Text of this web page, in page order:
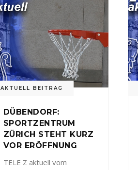
AKTUELL BEITRAG
DÜBENDORF:
SPORTZENTRUM
ZÜRICH STEHT KURZ
VOR ERÖFFNUNG
TELE Z aktuell vom